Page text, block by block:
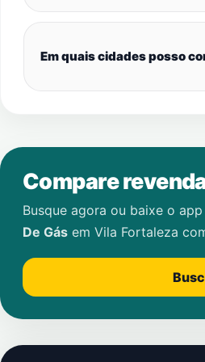
Em quais cidades posso
Compare
Busque agora ou baixe o
De Gás em Vila Fortaleza